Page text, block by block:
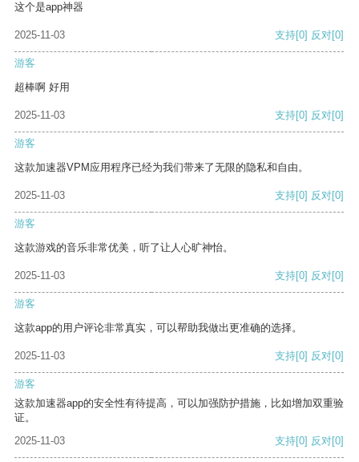
这个是app神器
2025-11-03 支持[0] 反对[0]
游客
超棒啊 好用
2025-11-03 支持[0] 反对[0]
游客
这款加速器VPM应用程序已经为我们带来了无限的隐私和自由。
2025-11-03 支持[0] 反对[0]
游客
这款游戏的音乐非常优美，听了让人心旷神怡。
2025-11-03 支持[0] 反对[0]
游客
这款app的用户评论非常真实，可以帮助我做出更准确的选择。
2025-11-03 支持[0] 反对[0]
游客
这款加速器app的安全性有待提高，可以加强防护措施，比如增加双重验
证。
2025-11-03
支持[0] 反对[0]